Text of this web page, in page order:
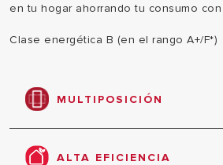
en tu hogar ahorrando tu consumo con
Clase energética B (en el rango A+/F*)
MULTIPOSICIÓN
Preparado para instalación tanto
horizontal
ALTA EFICIENCIA